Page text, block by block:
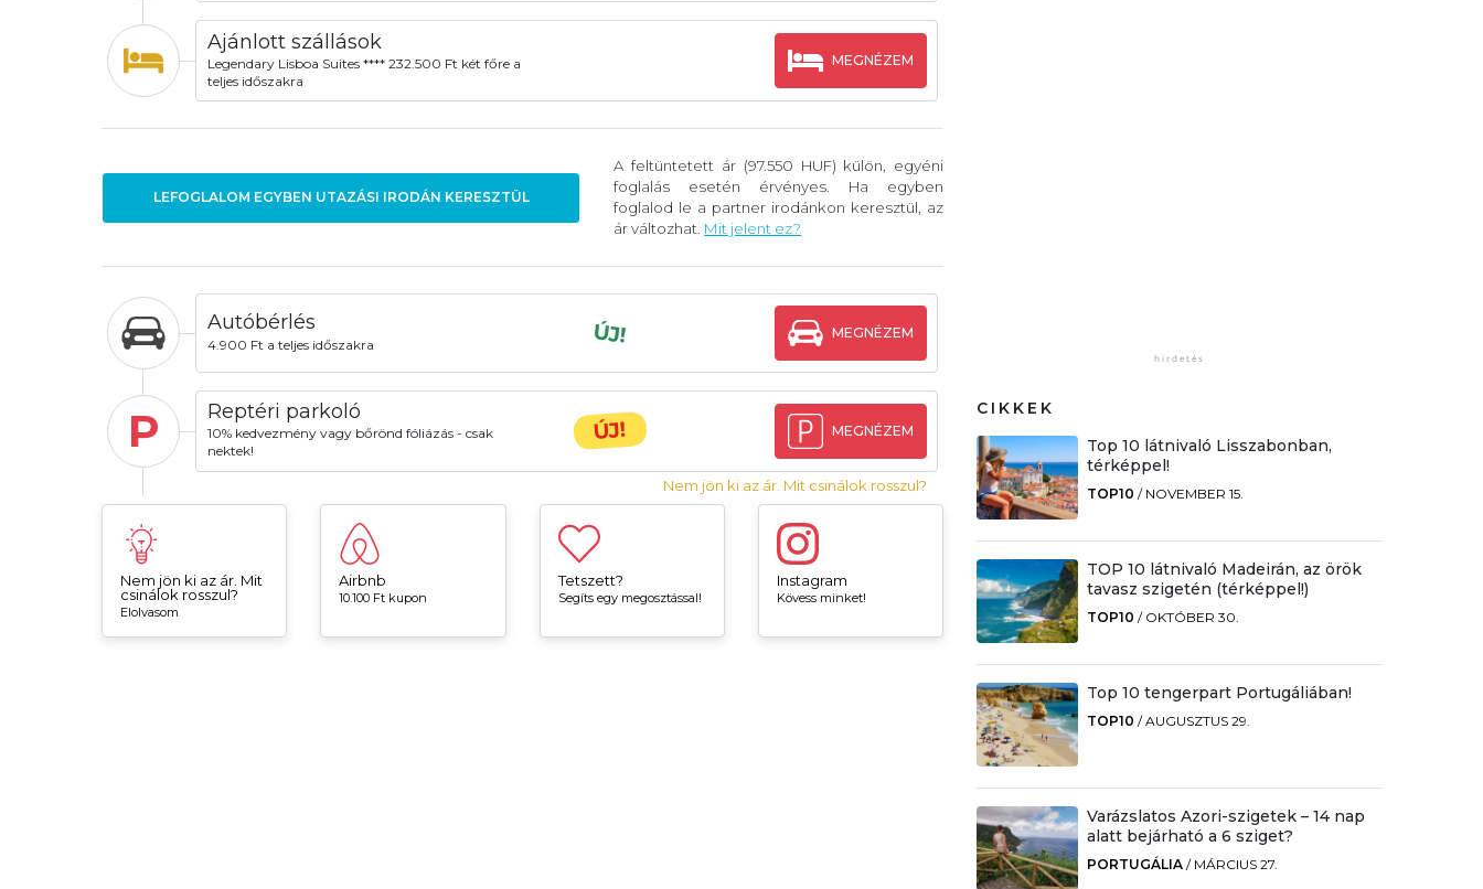
Ajánlott szállások
Legendary Lisboa Suites **** 232.500 Ft két főre a
teljes időszakra
MEGNÉZEM
LEFOGLALOM EGYBEN UTAZÁSI IRODÁN KERESZTÜL
A feltüntetett ár (97.550 HUF) külön, egyéni
foglalás esetén érvényes. Ha egyben
foglalod le a partner irodánkon keresztül, az
ár változhat. Mit jelent ez?
Autóbérlés
4.900 Ft a teljes időszakra ÚJ! MEGNÉZEM
P Reptéri parkoló
10% kedvezmény vagy bőrönd fóliázás - csak
nektek!
ÚJ! MEGNÉZEM
Nem jön ki az ár. Mit csinálok rosszul?
Nem jön ki az ár. Mit
csinálok rosszul?
Elolvasom
Airbnb
10.100 Ft kupon
Tetszett?
Segíts egy megosztással!
Instagram
Kövess minket!
CIKKEK
Top 10 látnivaló Lisszabonban,
térképpel!
TOP10 / NOVEMBER 15.
TOP 10 látnivaló Madeirán, az örök
tavasz szigetén (térképpel!)
TOP10 / OKTÓBER 30.
Top 10 tengerpart Portugáliában!
TOP10 /AUGUSZTUS 29.
Varázslatos Azori-szigetek – 14 nap
alatt bejárható a 6 sziget?
PORTUGÁLIA / MÁRCIUS 27.